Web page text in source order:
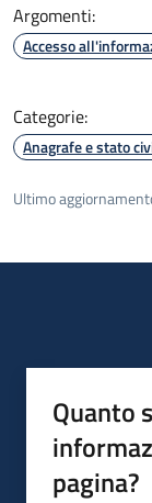
Argomenti:
Accesso
Categorie:
Anagrafe e stato
Ultimo
Quanto
pagina?